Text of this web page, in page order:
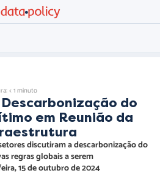
< 1 minuto
do
em Reunião da
discutiram a descarbonização do
regras globais a serem
15 de outubro de 2024